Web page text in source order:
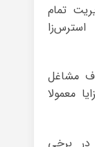
تمام
مشاغل
معمولا
در برخی